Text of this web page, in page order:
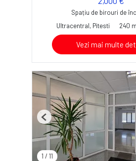
Spațiu de birouri de
Ultracentral, Pitesti
240
Vezi mai multe
1 / 11
Previous